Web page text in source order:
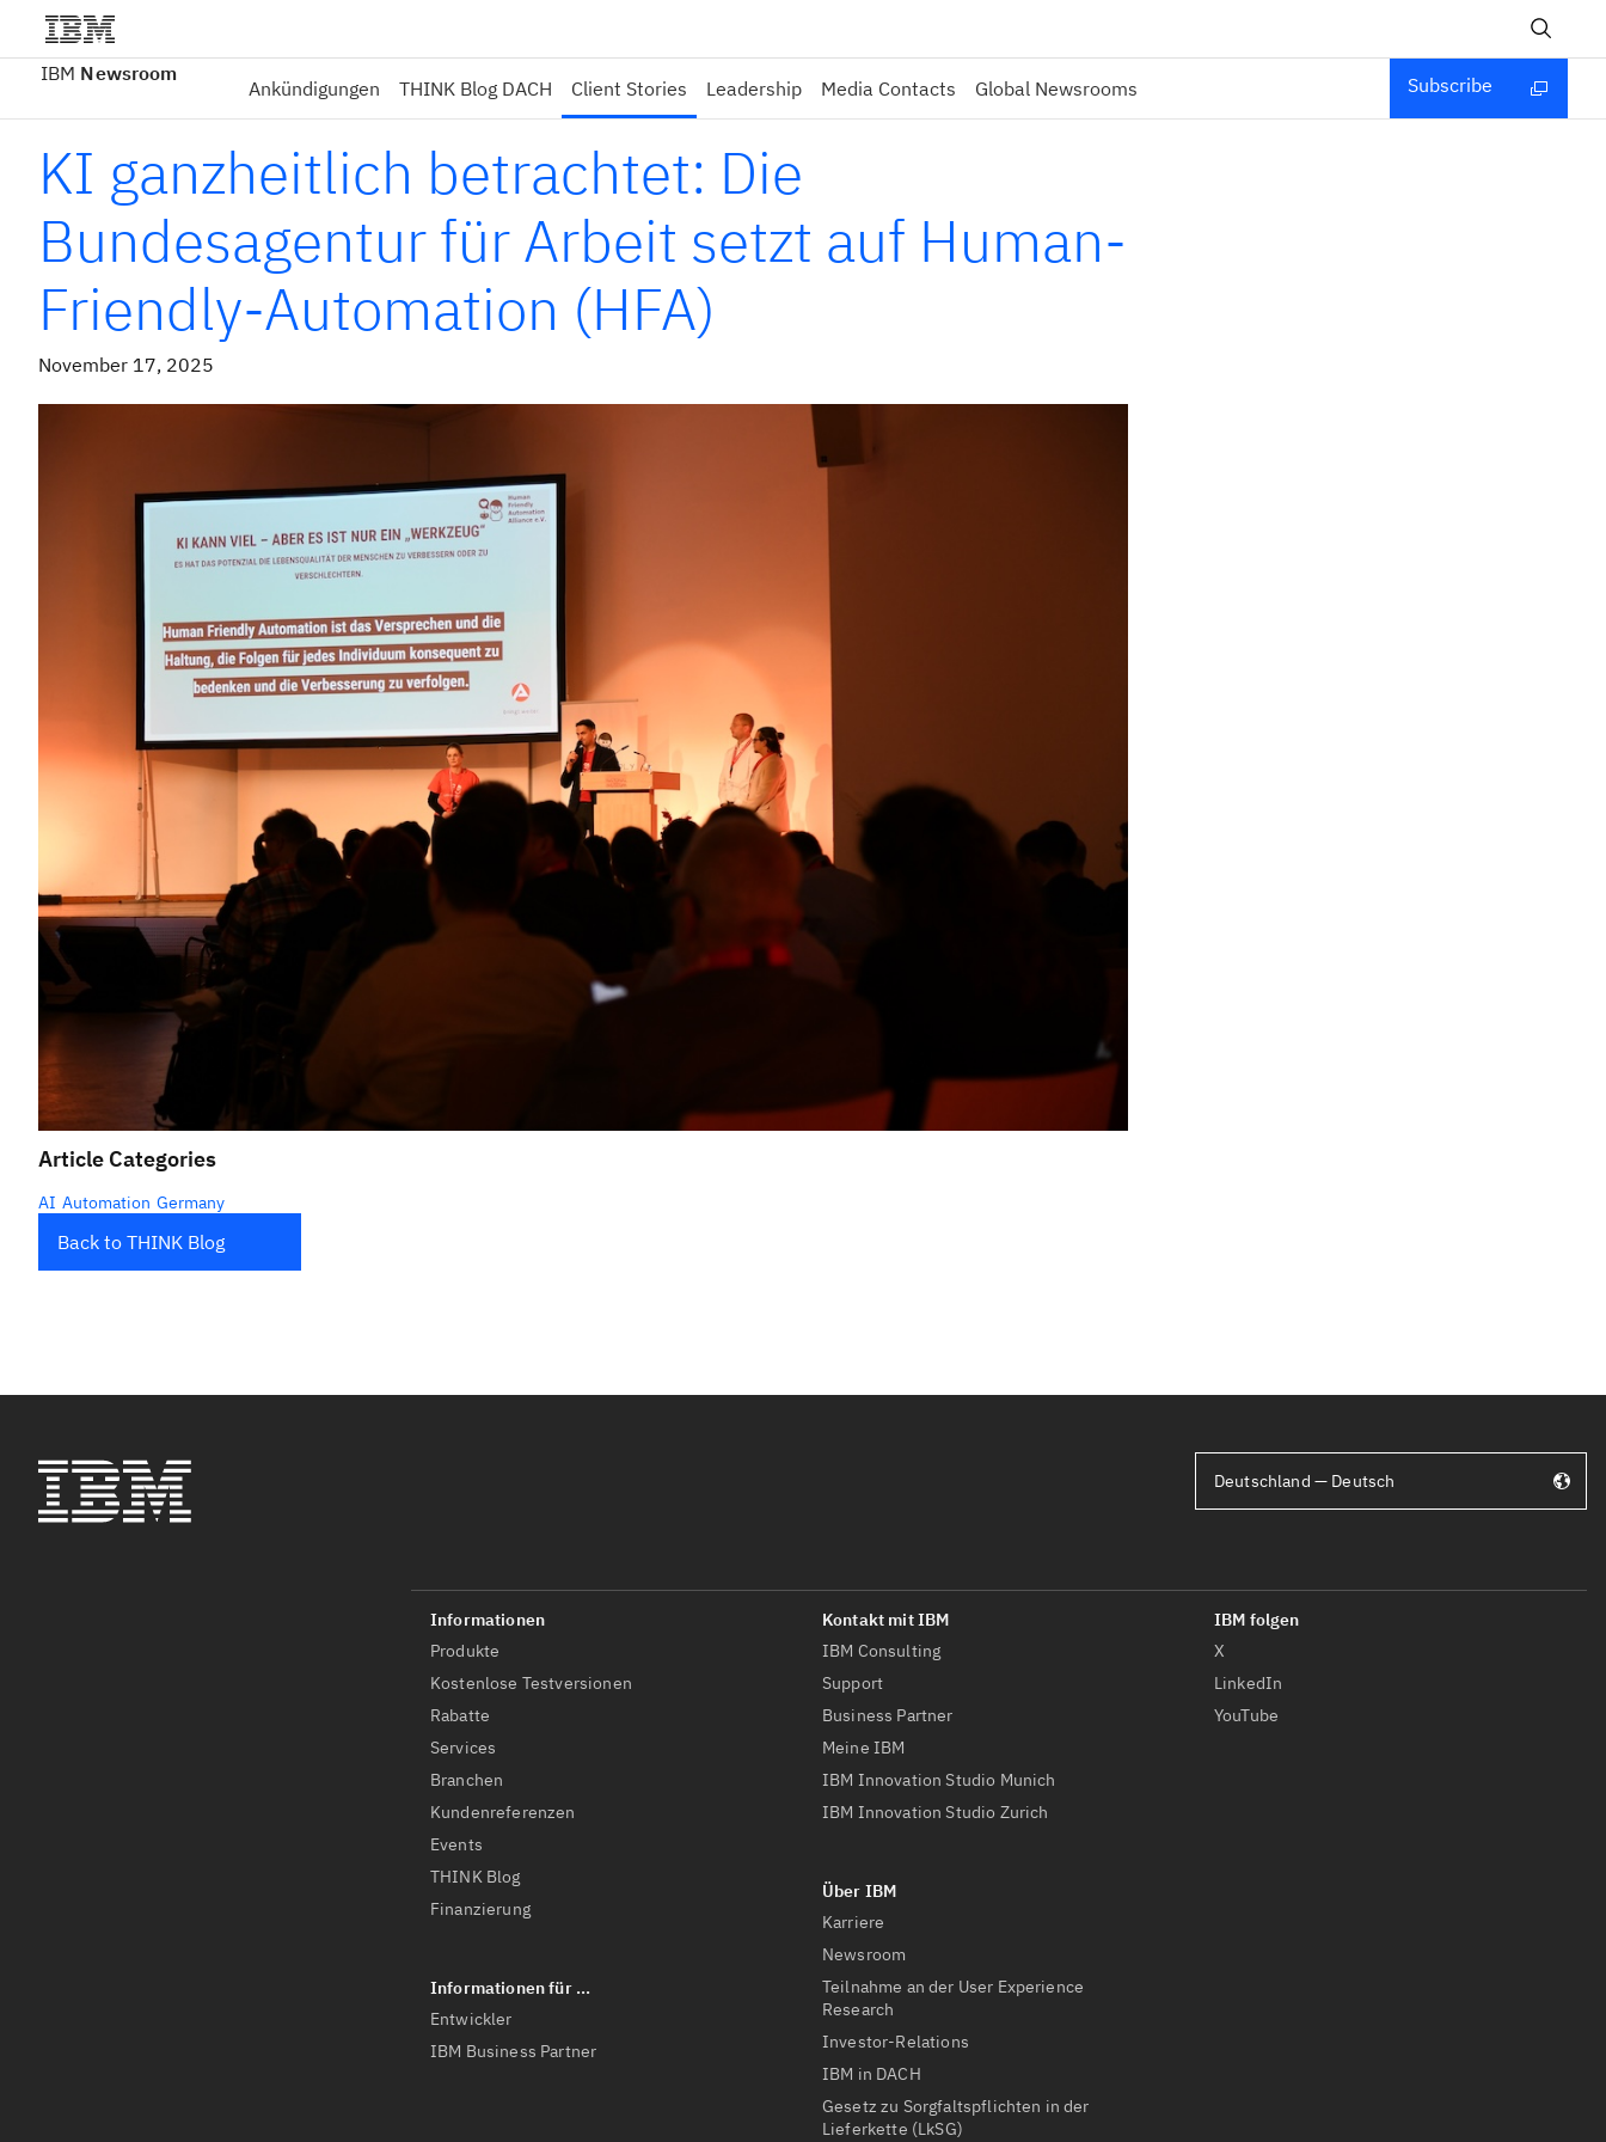
IBM Newsroom
Ankündigungen THINK Blog DACH Client Stories Leadership Media Contacts Global Newsrooms Subscribe
KI ganzheitlich betrachtet: Die
Bundesagentur für Arbeit setzt auf Human-
Friendly-Automation (HFA)
November 17, 2025
Article Categories
AI Automation Germany
Back to THINK Blog
Produkte
Kostenlose Testversionen
Rabatte
Services
Branchen
Kundenreferenzen
Events
THINK Blog
Finanzierung
Entwickler
IBM Business Partner
IBM Consulting
Support
Business Partner
Meine IBM
IBM Innovation Studio Munich
IBM Innovation Studio Zurich
Karriere
Newsroom
Teilnahme an der User Experience
Research
Investor-Relations
IBM in DACH
Gesetz zu Sorgfaltspflichten in der
Lieferkette (LkSG)
X
LinkedIn
YouTube
Deutschland — Deutsch